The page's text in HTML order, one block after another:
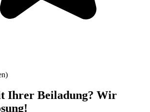
Ihrer Beiladung? Wir